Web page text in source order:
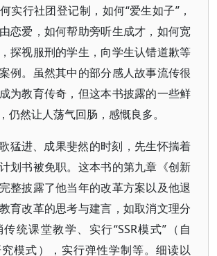
实行社团登记制，如何“爱生如子”，
恋爱，如何帮助旁听生成才，如何宽
探视服刑的学生，向学生认错道歉等
例。虽然其中的部分感人故事流传很
为教育传奇，但这本书披露的一些鲜
仍然让人荡气回肠，感慨良多。
猛进、成果斐然的时刻，先生怀揣着
划书被免职。这本书的第九章《创新
整披露了他当年的改革方案以及他退
育改革的思考与建言，如取消文理分
统课堂教学、实行“SSR模式”（自
模式），实行弹性学制等。细读以